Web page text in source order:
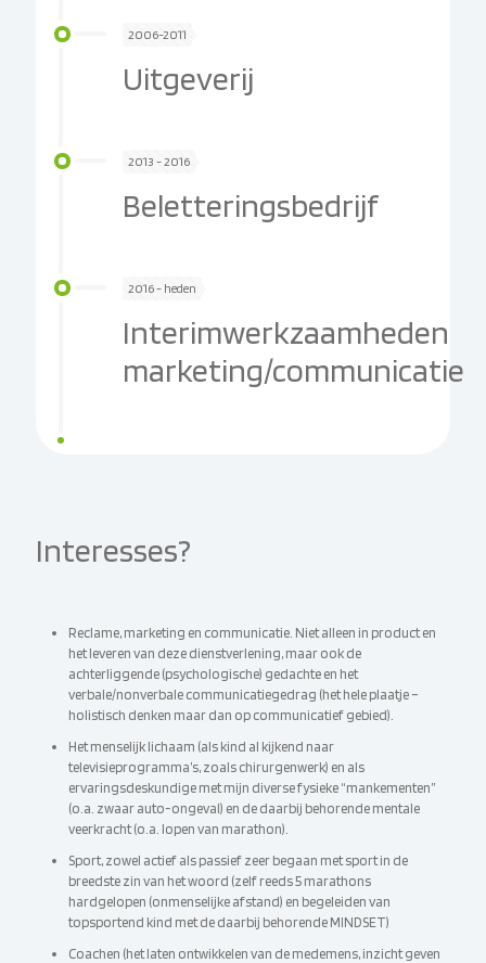
2006-2011
Uitgeverij
2013 - 2016
Beletteringsbedrijf
2016 - heden
Interimwerkzaamheden
marketing/communicatie
Interesses?
Reclame, marketing en communicatie. Niet alleen in product en
het leveren van deze dienstverlening, maar ook de
achterliggende (psychologische) gedachte en het
verbale/nonverbale communicatiegedrag (het hele plaatje –
holistisch denken maar dan op communicatief gebied).
Het menselijk lichaam (als kind al kijkend naar
televisieprogramma’s, zoals chirurgenwerk) en als
ervaringsdeskundige met mijn diverse fysieke “mankementen”
(o.a. zwaar auto-ongeval) en de daarbij behorende mentale
veerkracht (o.a. lopen van marathon).
Sport, zowel actief als passief zeer begaan met sport in de
breedste zin van het woord (zelf reeds 5 marathons
hardgelopen (onmenselijke afstand) en begeleiden van
topsportend kind met de daarbij behorende MINDSET)
Coachen (het laten ontwikkelen van de medemens, inzicht geven